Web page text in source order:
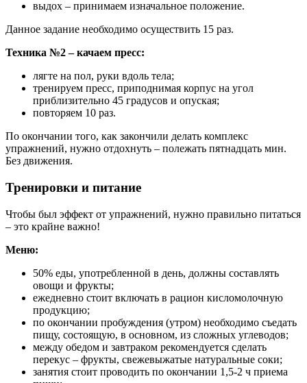
выдох – принимаем изначальное положение.
Данное задание необходимо осуществить 15 раз.
Техника №2 – качаем пресс:
лягте на пол, руки вдоль тела;
тренируем пресс, приподнимая корпус на угол
приблизительно 45 градусов и опуская;
повторяем 10 раз.
По окончании того, как закончили делать комплекс
упражнений, нужно отдохнуть – полежать пятнадцать мин.
Без движения.
Тренировки и питание
Чтобы был эффект от упражнений, нужно правильно питаться
– это крайне важно!
Меню:
50% еды, употребленной в день, должны составлять
овощи и фрукты;
ежедневно стоит включать в рацион кисломолочную
продукцию;
по окончании пробуждения (утром) необходимо съедать
пищу, состоящую, в основном, из сложных углеводов;
между обедом и завтраком рекомендуется сделать
перекус – фрукты, свежевыжатые натуральные соки;
занятия стоит проводить по окончании 1,5-2 ч приема